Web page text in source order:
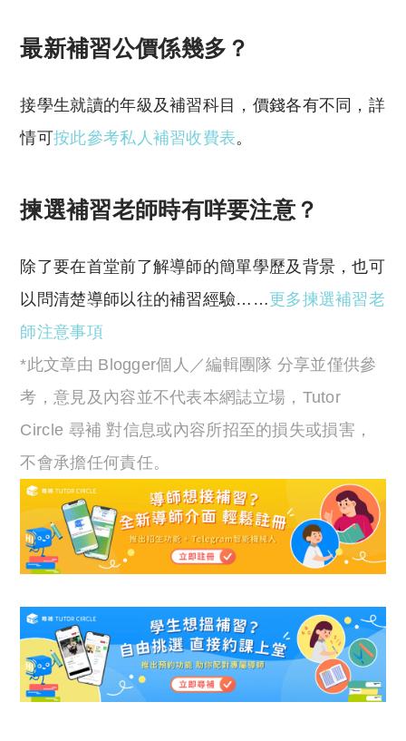
最新補習公價係幾多？
接學生就讀的年級及補習科目，價錢各有不同，詳
情可按此參考私人補習收費表。
揀選補習老師時有咩要注意？
除了要在首堂前了解導師的簡單學歷及背景，也可
以問清楚導師以往的補習經驗……更多揀選補習老
師注意事項
*此文章由 Blogger個人／編輯團隊 分享並僅供參
考，意見及內容並不代表本網誌立場，Tutor
Circle 尋補 對信息或內容所招至的損失或損害，
不會承擔任何責任。